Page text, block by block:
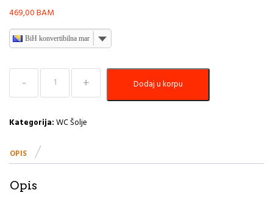
469,00BAM
BiH konvertibilna marka
WC
šolja
Villeroy&Boch
sa
soft-
close
količina
Dodaj u korpu
Kategorija:WC Šolje
OPIS
Opis